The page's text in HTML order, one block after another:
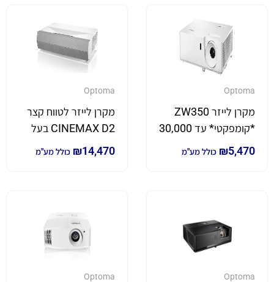
Optoma
מקרן לייזר ZW350
*קומפקטי* עד 30,000
שעות הקרנה
₪5,470 כולל מע"מ
Optoma
מקרן לייזר לטווח קצר
CINEMAX D2 בעל
עוצמת הארה של
₪14,470 כולל מע"מ
Optoma
Optoma